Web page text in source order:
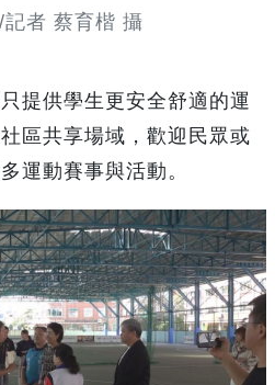
記者 蔡育楷 攝
提供學生更安全舒適的運
區共享場域，歡迎民眾或
運動賽事與活動。